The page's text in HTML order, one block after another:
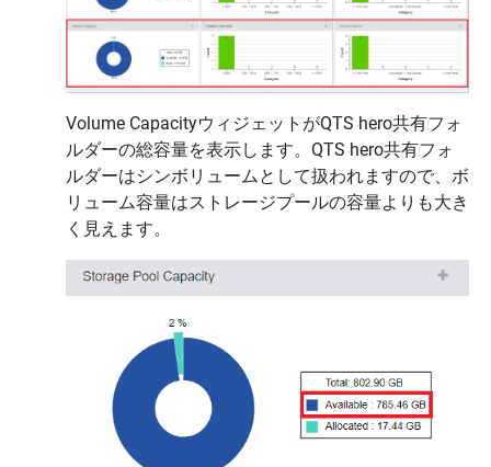
Volume CapacityウィジェットがQTS hero共有フォ
ルダーの総容量を表示します。QTS hero共有フォ
ルダーはシンボリュームとして扱われますので、ボ
リューム容量はストレージプールの容量よりも大き
く見えます。